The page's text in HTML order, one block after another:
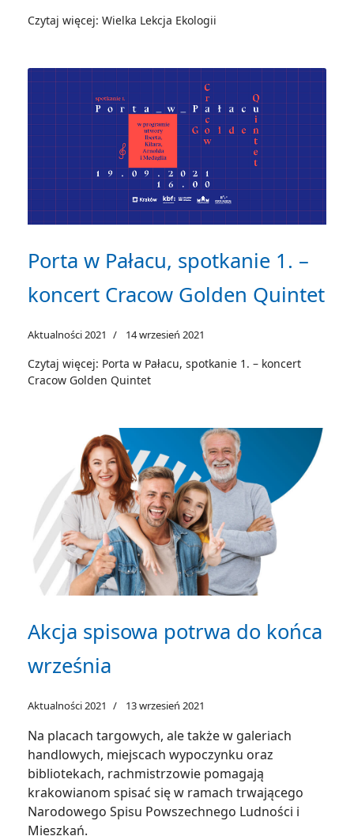
Czytaj więcej: Wielka Lekcja Ekologii
Porta w Pałacu, spotkanie 1. –
koncert Cracow Golden Quintet
Aktualności 2021 14 wrzesień 2021
Czytaj więcej: Porta w Pałacu, spotkanie 1. – koncert
Cracow Golden Quintet
Akcja spisowa potrwa do końca
września
Aktualności 2021 13 wrzesień 2021
Na placach targowych, ale także w galeriach
handlowych, miejscach wypoczynku oraz
bibliotekach, rachmistrzowie pomagają
krakowianom spisać się w ramach trwającego
Narodowego Spisu Powszechnego Ludności i
Mieszkań.